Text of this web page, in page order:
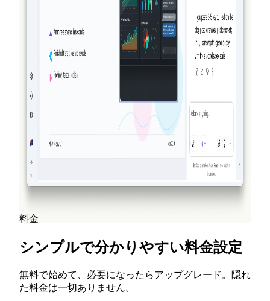
テーションツールはありません。
続きを読む
2026-03-14
NextDocs v1.7.0: モーションアニメーショ
ン、動画エクスポートなど
プレゼンテーションのあらゆるオブジェクトに登場、
退場、強調アニメーションを追加できます。NextDocs
v1.7.0 では、モーションアニメーション、動画エクス
ポート、刷新されたマーケティング体験をお届けしま
続きを読む
すべてのブログ投稿を見る
料金
シンプルで分かりやすい料金設定
無料で始めて、必要になったらアップグレード。隠れ
た料金は一切ありません。